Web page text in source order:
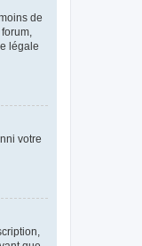
de
légale
votre